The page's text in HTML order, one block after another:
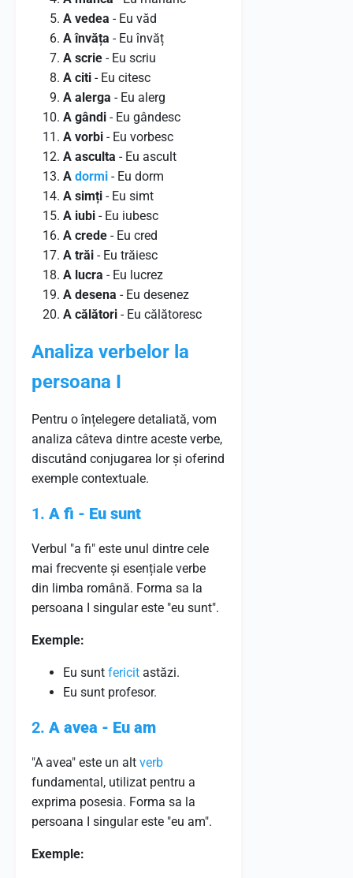
A vedea - Eu văd
A învăța - Eu învăț
A scrie - Eu scriu
A citi - Eu citesc
A alerga - Eu alerg
A gândi - Eu gândesc
A vorbi - Eu vorbesc
A asculta - Eu ascult
A dormi - Eu dorm
A simți - Eu simt
A iubi - Eu iubesc
A crede - Eu cred
A trăi - Eu trăiesc
A lucra - Eu lucrez
A desena - Eu desenez
A călători - Eu călătoresc
Analiza verbelor la
persoana I
Pentru o înțelegere detaliată, vom
analiza câteva dintre aceste verbe,
discutând conjugarea lor și oferind
exemple contextuale.
1. A fi - Eu sunt
Verbul "a fi" este unul dintre cele
mai frecvente și esențiale verbe
din limba română. Forma sa la
persoana I singular este "eu sunt".
Exemple:
Eu sunt fericit astăzi.
Eu sunt profesor.
2. A avea - Eu am
"A avea" este un alt verb
fundamental, utilizat pentru a
exprima posesia. Forma sa la
persoana I singular este "eu am".
Exemple: